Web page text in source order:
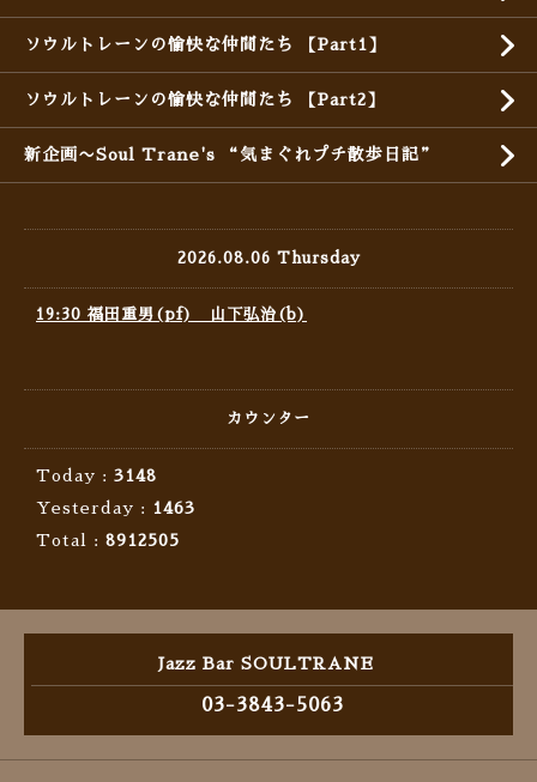
ソウルトレーンの愉快な仲間たち 【Part1】
ソウルトレーンの愉快な仲間たち 【Part2】
新企画〜Soul Trane's “気まぐれプチ散歩日記”
2026.08.06 Thursday
19:30 福田重男(pf) 山下弘治(b)
カウンター
Today : 3148
Yesterday :
1463
Total : 8912505
Jazz Bar SOULTRANE
03-3843-5063